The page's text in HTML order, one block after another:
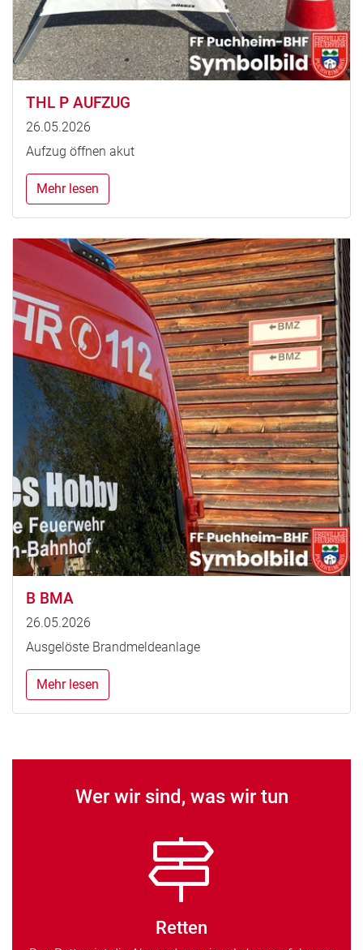
THL P AUFZUG
26.05.2026
Aufzug öffnen akut
Mehr lesen
B BMA
26.05.2026
Ausgelöste Brandmeldeanlage
Mehr lesen
Wer wir sind, was wir tun
Retten